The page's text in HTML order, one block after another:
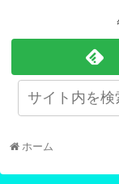
ホーム